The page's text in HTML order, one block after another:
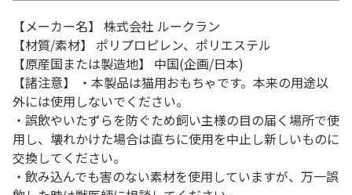
【メーカー名】 株式会社 ルークラン
【材質/素材】 ポリプロピレン、ポリエステル
【原産国または製造地】 中国(企画/日本)
【諸注意】 ・本製品は猫用おもちゃです。本来の用途以
外には使用しないでください。
・誤飲やいたずらを防ぐため飼い主様の目の届く場所で使
用し、壊れかけた場合は直ちに使用を中止し新しいものに
交換してください。
・飲み込んでも害のない素材を使用していますが、万一誤